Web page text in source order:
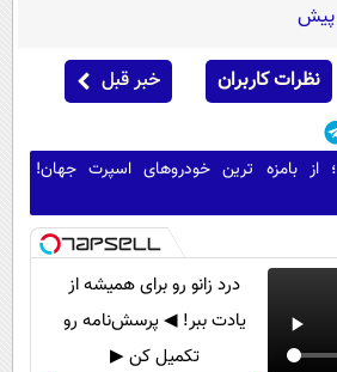
نظرات کاربران خبر قبل
جگوار XKE ؛ از بامزه ترین خودروهای اسپرت جهان!
درد زانو رو برای همیشه از
یادت ببر! ◀ پرسش‌نامه رو
تکمیل کن ▶